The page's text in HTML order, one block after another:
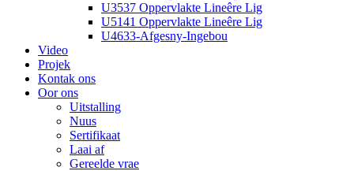
U3537 Oppervlakte Lineêre Lig
U5141 Oppervlakte Lineêre Lig
U4633-Afgesny-Ingebou
Video
Projek
Kontak ons
Oor ons
Uitstalling
Nuus
Sertifikaat
Laai af
Gereelde vrae